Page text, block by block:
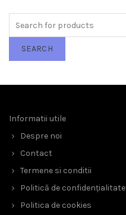
SEARCH
Informatii utile
Despre noi
Contact
Termene si conditii
Politică de confidențialitate
Politica de cookies